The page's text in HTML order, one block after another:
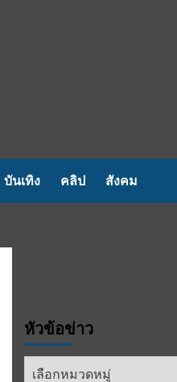
บันเทิง คลิป สังคม
หัวข้อข่าว
หัวข้อ